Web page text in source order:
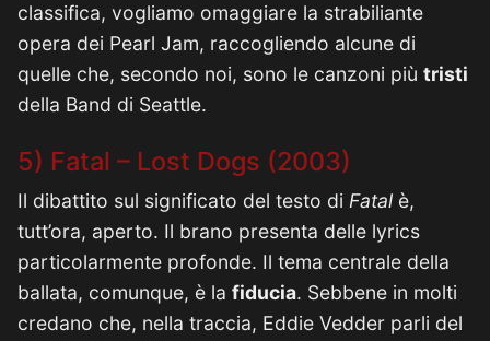
classifica, vogliamo omaggiare la strabiliante
opera dei Pearl Jam, raccogliendo alcune di
quelle che, secondo noi, sono le canzoni più tristi
della Band di Seattle.
5) Fatal – Lost Dogs (2003)
Il dibattito sul significato del testo di Fatal è,
tutt’ora, aperto. Il brano presenta delle lyrics
particolarmente profonde. Il tema centrale della
ballata, comunque, è la fiducia. Sebbene in molti
credano che, nella traccia, Eddie Vedder parli del